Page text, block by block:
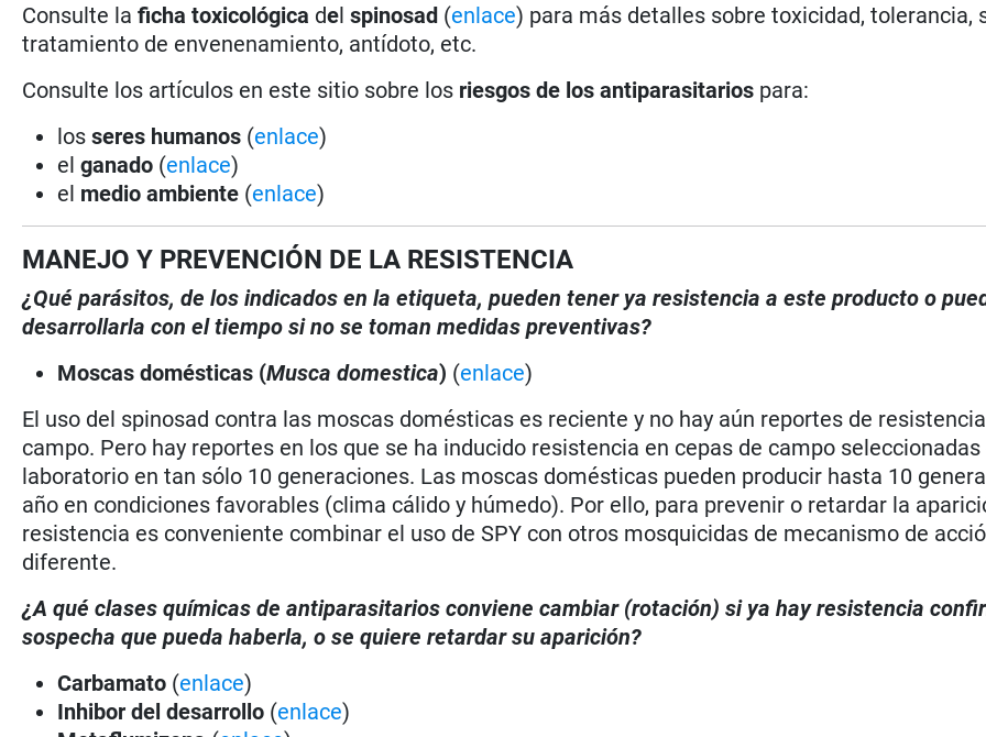
Consulte laficha toxicológica del spinosad (enlace) para más detalles sobre toxicidad, tolerancia,
tratamiento de envenenamiento, antídoto, etc.
Consulte los artículos en este sitio sobre los riesgos de los antiparasitarios para:
losseres humanos (enlace)
elganado (enlace)
el medio ambiente (enlace)
MANEJO Y PREVENCIÓN DE LA RESISTENCIA
¿Qué parásitos, de los indicados en la etiqueta, pueden tener ya resistencia a este producto o
desarrollarla con el tiempo si no se toman medidas preventivas?
Moscas domésticas (Musca domestica) (enlace)
El uso del spinosad contra las moscas domésticas es reciente y no hay aún reportes de
campo. Pero hay reportes en los que se ha inducido resistencia en cepas de campo seleccionadas
laboratorio en tan sólo 10 generaciones. Las moscas domésticas pueden producir hasta 10
año en condiciones favorables (clima cálido y húmedo). Por ello, para prevenir o retardar la
resistencia es conveniente combinar el uso de SPY con otros mosquicidas de mecanismo de
diferente.
¿A qué clases químicas de antiparasitarios conviene cambiar (rotación) si ya hay resistencia
sospecha que pueda haberla, o se quiere retardar su aparición?
Carbamato (enlace)
Inhibor del desarrollo (enlace)